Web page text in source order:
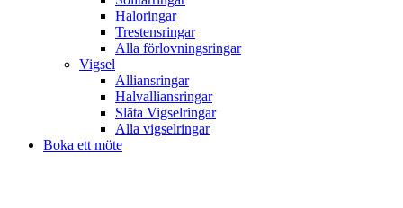
Haloringar
Trestensringar
Alla förlovningsringar
Vigsel
Alliansringar
Halvalliansringar
Släta Vigselringar
Alla vigselringar
Boka ett möte